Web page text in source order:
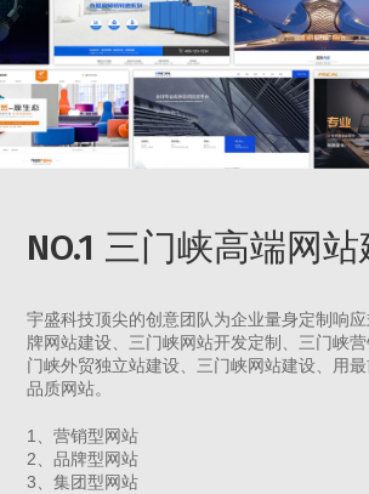
NO.1 三门峡高端网
宇盛科技顶尖的创意团队为企业量身定制响
牌网站建设、三门峡网站开发定制、三门峡
门峡外贸独立站建设、三门峡网站建设、用
品质网站。
1、营销型网站
2、品牌型网站
3、集团型网站